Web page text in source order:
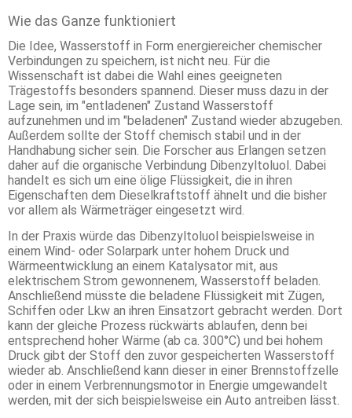
Wie das Ganze funktioniert
Die Idee, Wasserstoff in Form energiereicher chemischer
Verbindungen zu speichern, ist nicht neu. Für die
Wissenschaft ist dabei die Wahl eines geeigneten
Trägestoffs besonders spannend. Dieser muss dazu in der
Lage sein, im "entladenen" Zustand Wasserstoff
aufzunehmen und im "beladenen" Zustand wieder abzugeben.
Außerdem sollte der Stoff chemisch stabil und in der
Handhabung sicher sein. Die Forscher aus Erlangen setzen
daher auf die organische Verbindung Dibenzyltoluol. Dabei
handelt es sich um eine ölige Flüssigkeit, die in ihren
Eigenschaften dem Dieselkraftstoff ähnelt und die bisher
vor allem als Wärmeträger eingesetzt wird.
In der Praxis würde das Dibenzyltoluol beispielsweise in
einem Wind- oder Solarpark unter hohem Druck und
Wärmeentwicklung an einem Katalysator mit, aus
elektrischem Strom gewonnenem, Wasserstoff beladen.
Anschließend müsste die beladene Flüssigkeit mit Zügen,
Schiffen oder Lkw an ihren Einsatzort gebracht werden. Dort
kann der gleiche Prozess rückwärts ablaufen, denn bei
entsprechend hoher Wärme (ab ca. 300°C) und bei hohem
Druck gibt der Stoff den zuvor gespeicherten Wasserstoff
wieder ab. Anschließend kann dieser in einer Brennstoffzelle
oder in einem Verbrennungsmotor in Energie umgewandelt
werden, mit der sich beispielsweise ein Auto antreiben lässt.